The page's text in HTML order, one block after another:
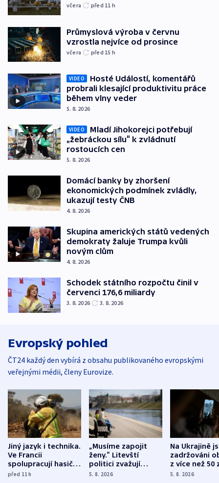
včera před 11 h
Průmyslová výroba v červnu
vzrostla nejvíce od prosince
včera před 15 h
VIDEO
Hosté Událostí, komentářů
probrali klesající produktivitu práce
během vlny veder
5. 8. 2026
VIDEO
Mladí Jihokorejci potřebují
„žebráckou sílu“ k zvládnutí
rostoucích cen
5. 8. 2026
Domácí banky by zhoršení
ekonomických podmínek zvládly,
ukazují testy ČNB
4. 8. 2026
Skupina amerických států vedených
demokraty žaluje Trumpa kvůli
novým clům
4. 8. 2026
Schodek státního rozpočtu činil v
červenci 176,6 miliardy
3. 8. 2026 3. 8. 2026
Evropský pohled
ČT24 každý den vybírá z obsahu publikovaného evropskými
veřejnými médii, členy Eurovize.
Jiný jazyk i technika.
Ve Francii
spolupracují hasiči z
různých zemí
před 11h
„Musíme zapojit
ženy.“ Litevští
politici zvažují
dohodu o
5. 8. 2026
Na Ukrajině
zadržováni
z více než 50
Bojovali na
5. 8. 2026